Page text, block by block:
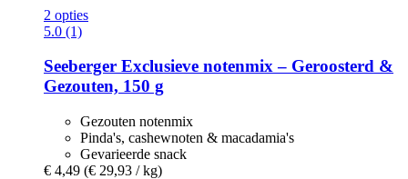
2 opties
5.0 (1)
Seeberger Exclusieve notenmix – Geroosterd &
Gezouten, 150 g
Gezouten notenmix
Pinda's, cashewnoten & macadamia's
Gevarieerde snack
€ 4,49 (€ 29,93 / kg)